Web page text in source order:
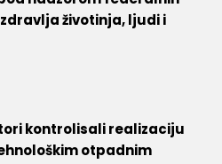
životinja, ljudi i
kontrolisali realizaciju
otpadnim